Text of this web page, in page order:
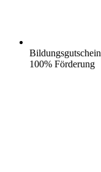
Bildungsgutschein
100% Förderung